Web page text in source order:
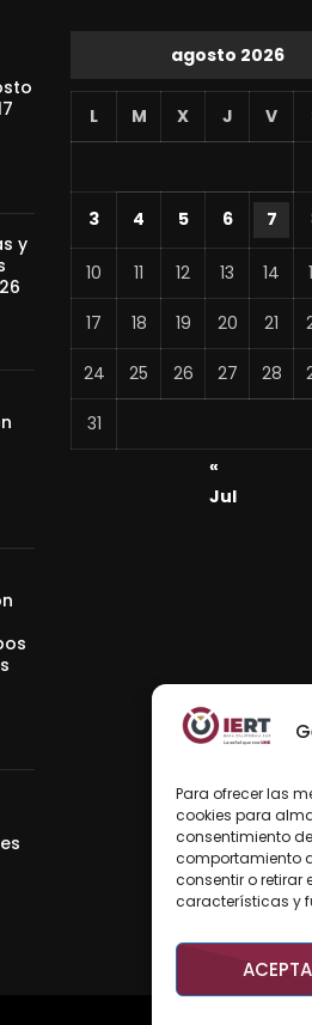
Para ofrecer las
cookies para
consentimiento
comportamiento
consentir o retirar
características y
y
agosto 2026
L M X J V
3 4 5 6 7
10 11 12 13 14
17 18 19 20 21
24 25 26 27 28
31
«
Jul